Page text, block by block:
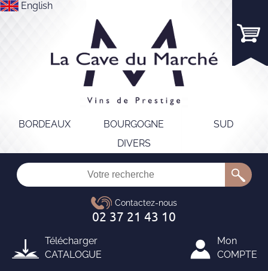
English
BORDEAUX BOURGOGNE
SUD
DIVERS
Télécharger
CATALOGUE
Mon
COMPTE